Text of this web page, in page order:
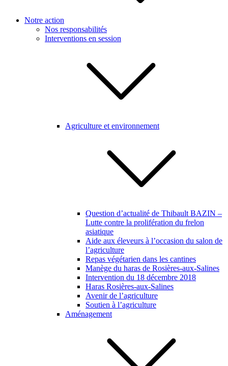
Notre action
Nos responsabilités
Interventions en session
Agriculture et environnement
Question d’actualité de Thibault BAZIN –
Lutte contre la prolifération du frelon
asiatique
Aide aux éleveurs à l’occasion du salon de
l’agriculture
Repas végétarien dans les cantines
Manège du haras de Rosières-aux-Salines
Intervention du 18 décembre 2018
Haras Rosières-aux-Salines
Avenir de l’agriculture
Soutien à l’agriculture
Aménagement